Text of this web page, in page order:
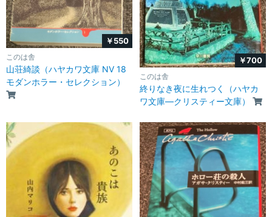
￥550
このは舎
山荘綺談（ハヤカワ文庫 NV 18
モダンホラー・セレクション）
￥700
このは舎
終りなき夜に生れつく（ハヤカ
ワ文庫―クリスティー文庫）